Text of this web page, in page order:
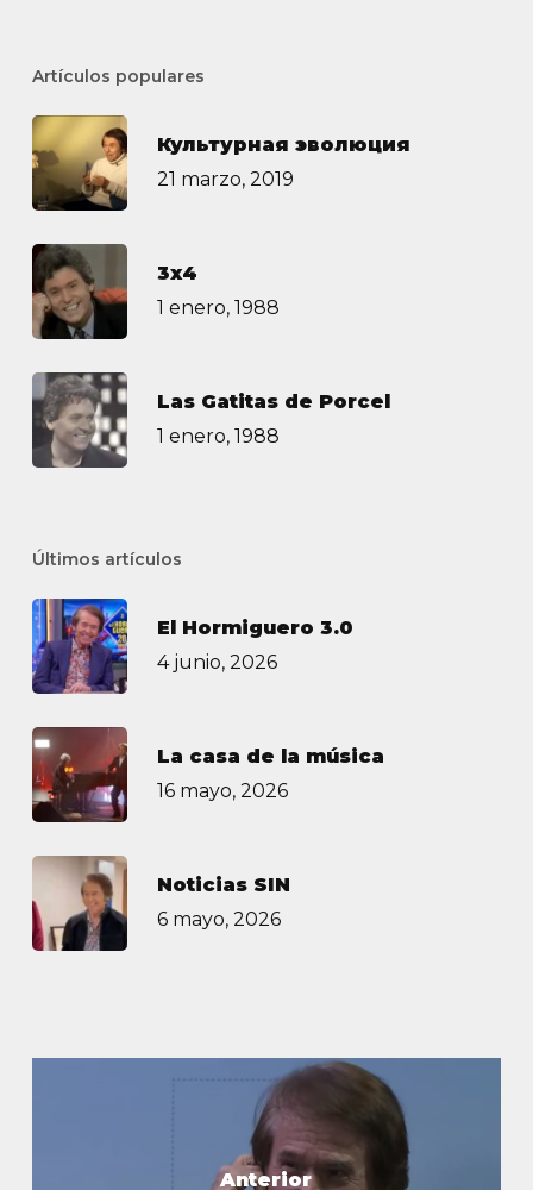
Artículos populares
Культурная эволюция
21 marzo, 2019
3х4
1 enero, 1988
Las Gatitas de Porcel
1 enero, 1988
Últimos artículos
El Hormiguero 3.0
4 junio, 2026
La casa de la música
16 mayo, 2026
Noticias SIN
6 mayo, 2026
Anterior